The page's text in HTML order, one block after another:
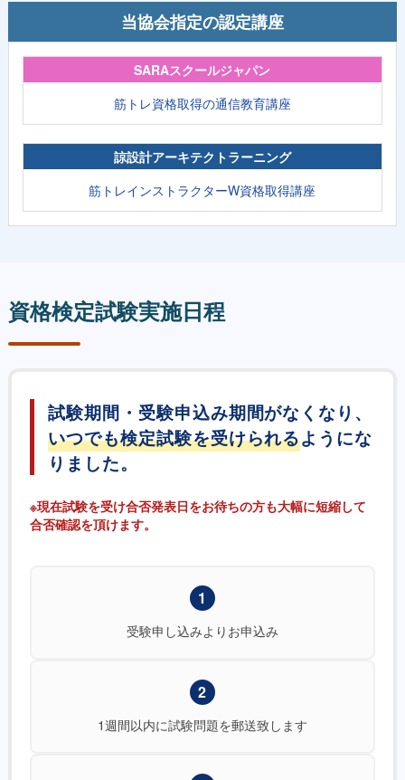
当協会指定の認定講座
SARAスクールジャパン
筋トレ資格取得の通信教育講座
諒設計アーキテクトラーニング
筋トレインストラクターW資格取得講座
資格検定試験実施日程
試験期間・受験申込み期間がなくなり、
いつでも検定試験を受けられるようにな
りました。
※現在試験を受け合否発表日をお待ちの方も大幅に短縮して
合否確認を頂けます。
1
受験申し込みよりお申込み
2
1週間以内に試験問題を郵送致します